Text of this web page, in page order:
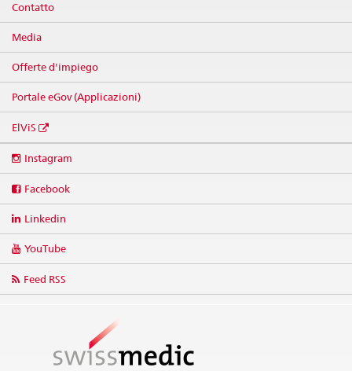
Contatto
Media
Offerte d'impiego
Portale eGov (Applicazioni)
ElViS
media
Instagram
Facebook
Linkedin
YouTube
Feed RSS